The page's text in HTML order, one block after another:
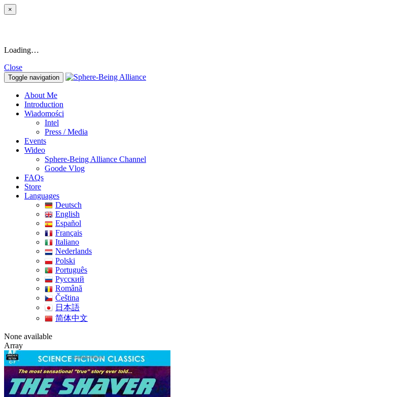
×
Loading…
Close
Toggle navigation
About Me
Introduction
Wiadomości
Intel
Press / Media
Events
Wideo
Sphere-Being Alliance Channel
Goode Vlog
FAQs
Store
Languages
Deutsch
English
Español
Français
Italiano
Nederlands
Polski
Português
Pусский
Română
Čeština
日本語
简体中文
None available
Array